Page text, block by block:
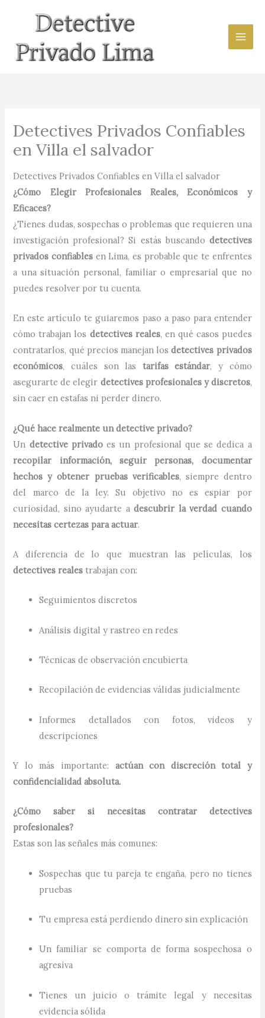
contenido
Detectives Privados Confiables
en Villa el salvador
Detectives Privados Confiables en Villa el salvador
¿Cómo Elegir Profesionales Reales, Económicos y
Eficaces?
¿Tienes dudas, sospechas o problemas que requieren una
investigación profesional? Si estás buscando detectives
privados confiables en Lima, es probable que te enfrentes
a una situación personal, familiar o empresarial que no
puedes resolver por tu cuenta.
En este artículo te guiaremos paso a paso para entender
cómo trabajan los detectives reales, en qué casos puedes
contratarlos, qué precios manejan losdetectives privados
económicos, cuáles son las tarifas estándar, y cómo
asegurarte de elegir detectives profesionales y discretos,
sin caer en estafas ni perder dinero.
¿Qué hace realmente un detective privado?
Un detective privadoes un profesional que se dedica a
recopilar información, seguir personas, documentar
hechos y obtener pruebas verificables, siempre dentro
del marco de la ley. Su objetivo no es espiar por
curiosidad, sino ayudarte adescubrir la verdad cuando
necesitas certezas para actuar.
A diferencia de lo que muestran las películas, los
detectives reales trabajan con:
Seguimientos discretos
Análisis digital y rastreo en redes
Técnicas de observación encubierta
Recopilación de evidencias válidas judicialmente
Informes detallados con fotos, videos y
descripciones
Y lo más importante: actúan con discreción total y
confidencialidad absoluta.
¿Cómo saber si necesitas contratar detectives
profesionales?
Estas son las señales más comunes:
Sospechas que tu pareja te engaña, pero no tienes
pruebas
Tu empresa está perdiendo dinero sin explicación
Un familiar se comporta de forma sospechosa o
agresiva
Tienes un juicio o trámite legal y necesitas
evidencia sólida